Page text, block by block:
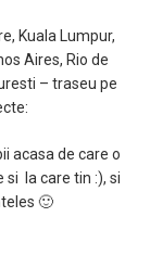
Kuala Lumpur,
Aires, Rio de
– traseu pe
acasa de care o
si la care tin :), si
🙂